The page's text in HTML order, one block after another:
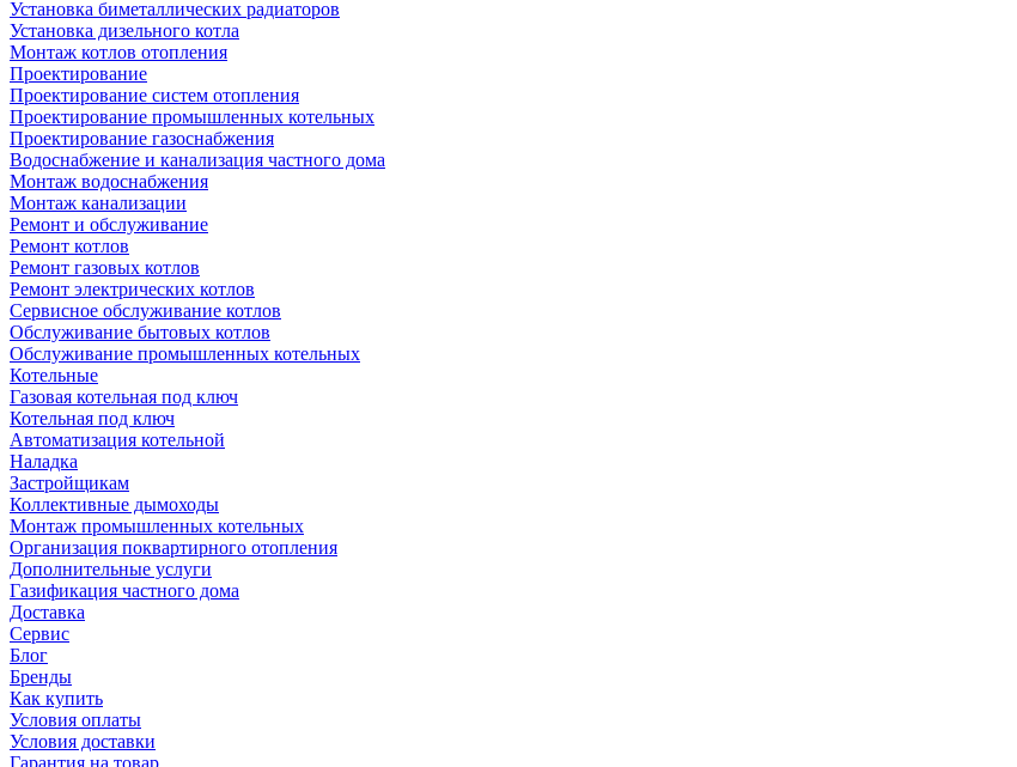
Установка биметаллических радиаторов
Установка дизельного котла
Монтаж котлов отопления
Проектирование
Проектирование систем отопления
Проектирование промышленных котельных
Проектирование газоснабжения
Водоснабжение и канализация частного дома
Монтаж водоснабжения
Монтаж канализации
Ремонт и обслуживание
Ремонт котлов
Ремонт газовых котлов
Ремонт электрических котлов
Сервисное обслуживание котлов
Обслуживание бытовых котлов
Обслуживание промышленных котельных
Котельные
Газовая котельная под ключ
Котельная под ключ
Автоматизация котельной
Наладка
Застройщикам
Коллективные дымоходы
Монтаж промышленных котельных
Организация поквартирного отопления
Дополнительные услуги
Газификация частного дома
Доставка
Сервис
Блог
Бренды
Как купить
Условия оплаты
Условия доставки
Гарантия на товар